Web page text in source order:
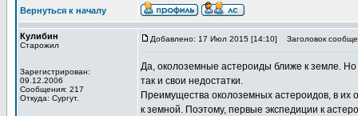
Вернуться к началу
Кулибин
Старожил
Зарегистрирован:
09.12.2006
Сообщения: 217
Откуда: Сургут.
Добавлено: 17 Июл 2015 [14:10] Заголовок
Да, околоземные астероиды ближе к земле. Но
так и свои недостатки.
Преимущества околоземных астероидов, в их
к земной. Поэтому, первые экспедиции к